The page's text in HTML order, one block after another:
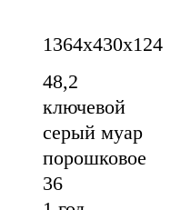
1364x430x124
48,2
ключевой
серый муар
порошковое
36